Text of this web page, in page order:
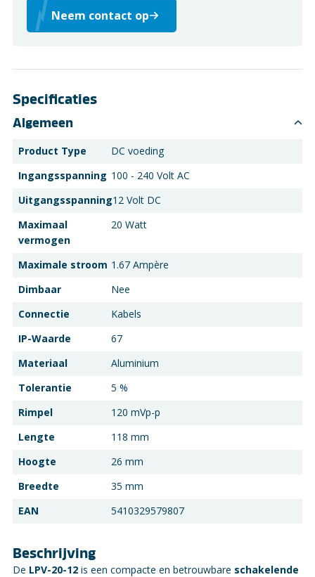
Neem contact op
Specificaties
Algemeen
Product Type
DC voeding
Ingangsspanning 100 - 240 Volt AC
Uitgangsspanning12 Volt DC
Maximaal
vermogen
20 Watt
Maximale stroom 1.67 Ampère
Dimbaar
Nee
Connectie
Kabels
IP-Waarde
67
Materiaal
Aluminium
Tolerantie
5 %
Rimpel
120 mVp-p
Lengte
118 mm
Hoogte
26 mm
Breedte
35 mm
EAN
5410329579807
Beschrijving
De LPV-20-12 is een compacte en betrouwbare schakelende